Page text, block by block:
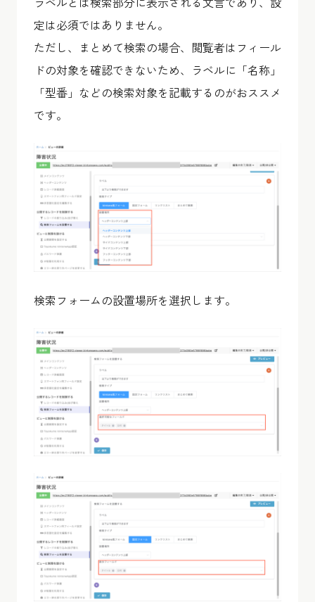
定は必須ではありません。
ただし、まとめて検索の場合、閲覧者はフィール
ドの対象を確認できないため、ラベルに「名称」
「型番」などの検索対象を記載するのがおススメ
です。
検索フォームの設置場所を選択します。